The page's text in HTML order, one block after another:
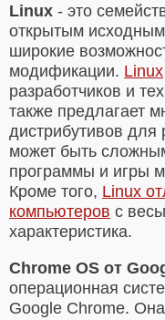
Linux - это
открытым
широкие
модификации. Linux
разработчиков и
также предлагает
дистрибутивов
может быть
программы и игры
Кроме того, Linux
компьютеров с
характеристика.
Chrome OS от
операционная
Google Chrome.